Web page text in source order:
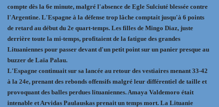
compte dès la 6e minute, malgré l'absence de Egle Sulciuté blessée contre
l'Argentine. L'Espagne à la défense trop lâche comptait jusqu'à 6 points
de retard au début du 2e quart-temps. Les filles de Mingo Diaz, juste
derrière toute la mi-temps, profitaient de la fatigue des grandes
Lituaniennes pour passer devant d'un petit point sur un panier presque au
buzzer de Laïa Palau.
L'Espagne continuait sur sa lancée au retour des vestiaires menant 33-42
à la 24e, prenant des rebonds offensifs malgré leur différentiel de taille et
provoquant des balles perdues lituaniennes. Amaya Valdemoro était
intenable et Arvidas Paulauskas prenait un temps mort. La Lituanie